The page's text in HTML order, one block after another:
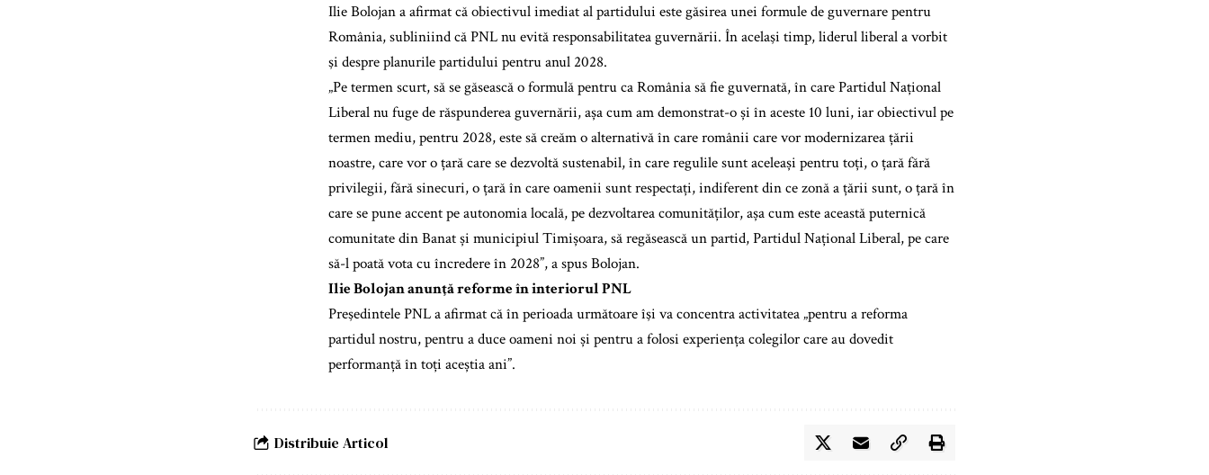
Ilie Bolojan a afirmat că obiectivul imediat al partidului este găsirea unei formule de guvernare pentru
România, subliniind că PNL nu evită responsabilitatea guvernării. În acelaşi timp, liderul liberal a vorbit
şi despre planurile partidului pentru anul 2028.
„Pe termen scurt, să se găsească o formulă pentru ca România să fie guvernată, în care Partidul Național
Liberal nu fuge de răspunderea guvernării, așa cum am demonstrat-o și în aceste 10 luni, iar obiectivul pe
termen mediu, pentru 2028, este să creăm o alternativă în care românii care vor modernizarea țării
noastre, care vor o țară care se dezvoltă sustenabil, în care regulile sunt aceleași pentru toți, o țară fără
privilegii, fără sinecuri, o țară în care oamenii sunt respectați, indiferent din ce zonă a țării sunt, o țară în
care se pune accent pe autonomia locală, pe dezvoltarea comunităților, așa cum este această puternică
comunitate din Banat și municipiul Timișoara, să regăsească un partid, Partidul Național Liberal, pe care
să-l poată vota cu încredere în 2028”, a spus Bolojan.
Ilie Bolojan anunţă reforme în interiorul PNL
Preşedintele PNL a afirmat că în perioada următoare îşi va concentra activitatea „pentru a reforma
partidul nostru, pentru a duce oameni noi și pentru a folosi experiența colegilor care au dovedit
performanță în toți aceștia ani”.
Distribuie Articol